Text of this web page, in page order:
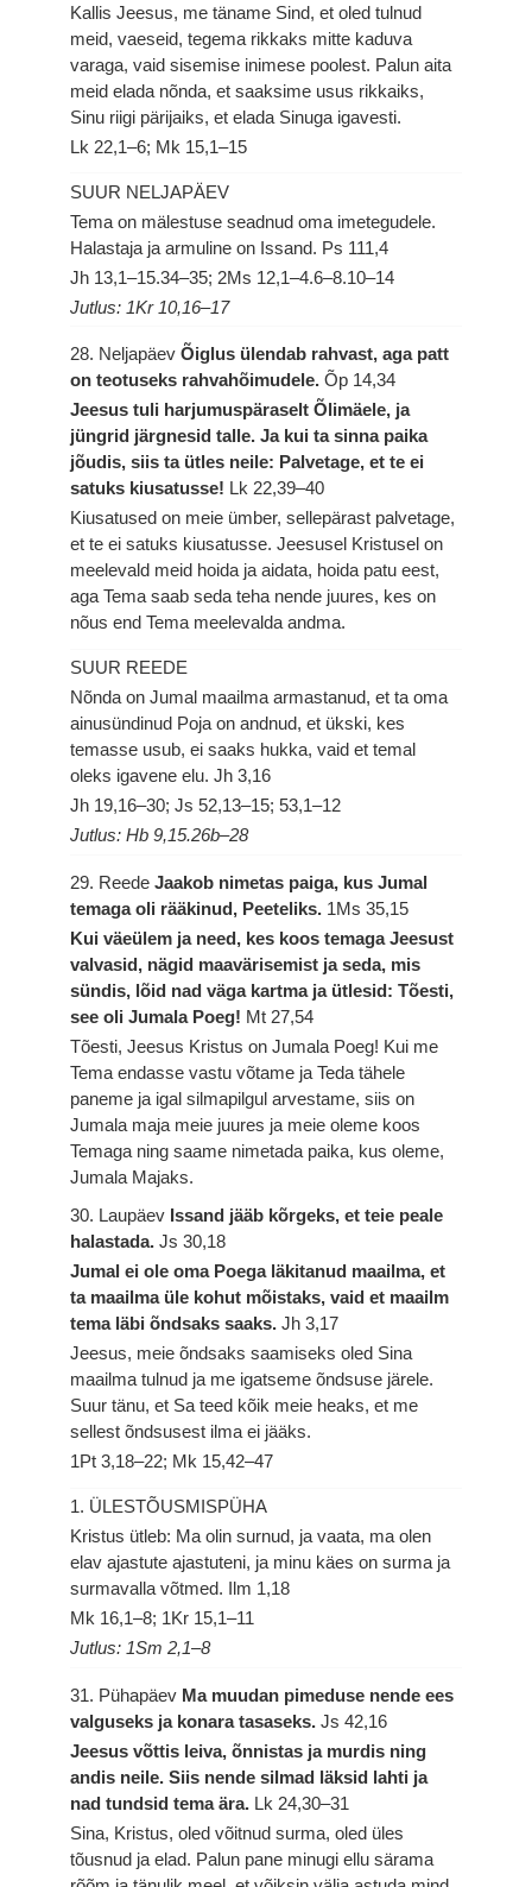
Kallis Jeesus, me täname Sind, et oled tulnud
meid, vaeseid, tegema rikkaks mitte kaduva
varaga, vaid sisemise inimese poolest. Palun aita
meid elada nõnda, et saaksime usus rikkaiks,
Sinu riigi pärijaiks, et elada Sinuga igavesti.
Lk 22,1–6; Mk 15,1–15
SUUR NELJAPÄEV
Tema on mälestuse seadnud oma imetegudele.
Halastaja ja armuline on Issand. Ps 111,4
Jh 13,1–15.34–35; 2Ms 12,1–4.6–8.10–14
Jutlus: 1Kr 10,16–17
28. NeljapäevÕiglus ülendab rahvast, aga patt
on teotuseks rahvahõimudele.Õp 14,34
Jeesus tuli harjumuspäraselt Õlimäele, ja
jüngrid järgnesid talle. Ja kui ta sinna paika
jõudis, siis ta ütles neile: Palvetage, et te ei
satuks kiusatusse! Lk 22,39–40
Kiusatused on meie ümber, sellepärast palvetage,
et te ei satuks kiusatusse. Jeesusel Kristusel on
meelevald meid hoida ja aidata, hoida patu eest,
aga Tema saab seda teha nende juures, kes on
nõus end Tema meelevalda andma.
SUUR REEDE
Nõnda on Jumal maailma armastanud, et ta oma
ainusündinud Poja on andnud, et ükski, kes
temasse usub, ei saaks hukka, vaid et temal
oleks igavene elu.Jh 3,16
Jh 19,16–30; Js 52,13–15; 53,1–12
Jutlus: Hb 9,15.26b–28
29. ReedeJaakob nimetas paiga, kus Jumal
temaga oli rääkinud, Peeteliks. 1Ms 35,15
Kui väeülem ja need, kes koos temaga Jeesust
valvasid, nägid maavärisemist ja seda, mis
sündis, lõid nad väga kartma ja ütlesid: Tõesti,
see oli Jumala Poeg! Mt 27,54
Tõesti, Jeesus Kristus on Jumala Poeg! Kui me
Tema endasse vastu võtame ja Teda tähele
paneme ja igal silmapilgul arvestame, siis on
Jumala maja meie juures ja meie oleme koos
Temaga ning saame nimetada paika, kus oleme,
Jumala Majaks.
30. Laupäev Issand jääb kõrgeks, et teie peale
halastada.Js 30,18
Jumal ei ole oma Poega läkitanud maailma, et
ta maailma üle kohut mõistaks, vaid et maailm
tema läbi õndsaks saaks.Jh 3,17
Jeesus, meie õndsaks saamiseks oled Sina
maailma tulnud ja me igatseme õndsuse järele.
Suur tänu, et Sa teed kõik meie heaks, et me
sellest õndsusest ilma ei jääks.
1Pt 3,18–22; Mk 15,42–47
1. ÜLESTÕUSMISPÜHA
Kristus ütleb: Ma olin surnud, ja vaata, ma olen
elav ajastute ajastuteni, ja minu käes on surma ja
surmavalla võtmed. Ilm 1,18
Mk 16,1–8; 1Kr 15,1–11
Jutlus: 1Sm 2,1–8
31. Pühapäev Ma muudan pimeduse nende ees
valguseks ja konara tasaseks.Js 42,16
Jeesus võttis leiva, õnnistas ja murdis ning
andis neile. Siis nende silmad läksid lahti ja
nad tundsid tema ära. Lk 24,30–31
Sina, Kristus, oled võitnud surma, oled üles
tõusnud ja elad. Palun pane minugi ellu särama